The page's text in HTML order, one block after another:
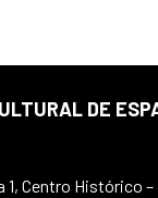
DE
1, Centro Histórico